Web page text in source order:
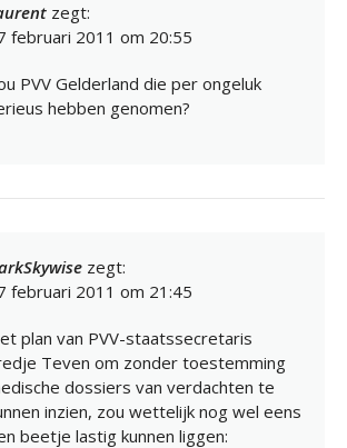
zegt:
februari 2011 om 20:55
PVV Gelderland die per ongeluk
hebben genomen?
zegt:
februari 2011 om 21:45
plan van PVV-staatssecretaris
Teven om zonder toestemming
dossiers van verdachten te
inzien, zou wettelijk nog wel eens
beetje lastig kunnen liggen: